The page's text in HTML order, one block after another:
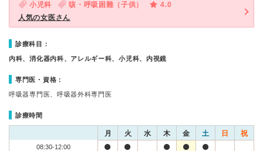
小児科 咳・呼吸困難（子供）
4.0
人気の女医さん
診療科目：
内科、消化器内科、アレルギー科、小児科、内視鏡
専門医・資格：
呼吸器専門医、呼吸器外科専門医
診療時間
月 火 水 木 金 土 日 祝
08:30-12:00